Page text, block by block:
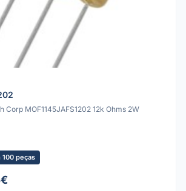
Corp MOF1145JAFS1202 12k Ohms 2W
100 peças